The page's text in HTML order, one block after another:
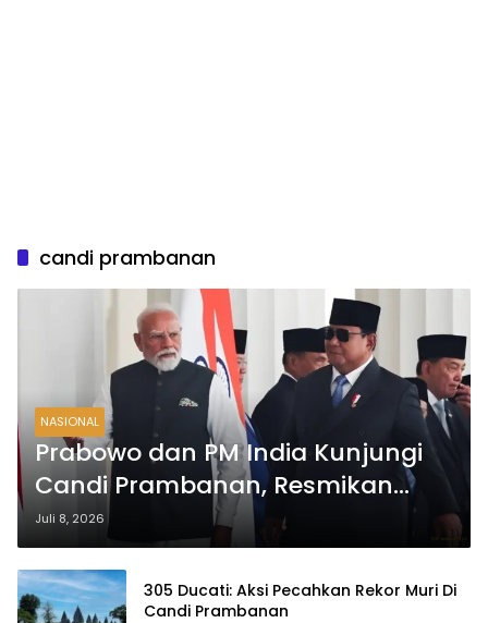
candi prambanan
NASIONAL
Prabowo dan PM India Kunjungi
Candi Prambanan, Resmikan
Proyek Revitalisasi
Juli 8, 2026
305 Ducati: Aksi Pecahkan Rekor Muri Di
Candi Prambanan